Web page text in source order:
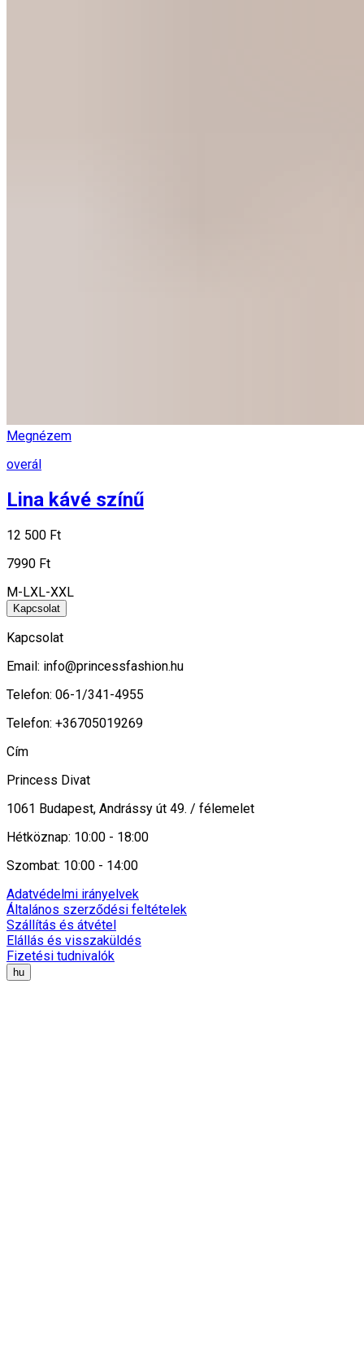
Megnézem
overál
Lina kávé színű
12 500 Ft
7990 Ft
M-LXL-XXL
Kapcsolat
Kapcsolat
Email: info@princessfashion.hu
Telefon: 06-1/341-4955
Telefon: +36705019269
Cím
Princess Divat
1061 Budapest, Andrássy út 49. / félemelet
Hétköznap: 10:00 - 18:00
Szombat: 10:00 - 14:00
Adatvédelmi irányelvek
Általános szerződési feltételek
Szállítás és átvétel
Elállás és visszaküldés
Fizetési tudnivalók
hu